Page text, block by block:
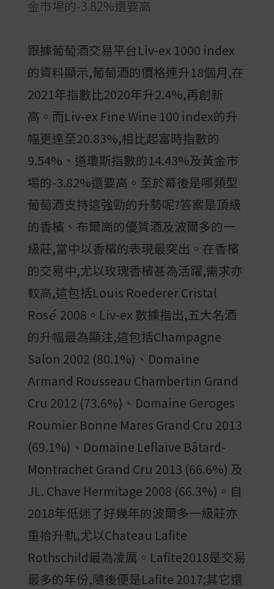
金市埸的-3.82%還要高
跟據葡萄酒交易平台Liv-ex 1000 index
的資料顯示,葡萄酒的價格連升18個月,在
2021年指數比2020年升2.4%,再創新
高。而Liv-ex Fine Wine 100 index的升
幅更達至20.83%,相比起富時指數的
9.54%、道瓊斯指數的14.43%及黃金市
埸的-3.82%還要高。至於幕後是哪類型
葡萄酒支持這強勁的升勢呢?答案是頂級
的香檳、布爾崗的優質酒及波爾多的一
級莊,當中以香檳的表現最突出。在香檳
的交易中,尤以玫瑰香檳甚為活躍,需求亦
較高,這包括Louis Roederer Cristal
Rosé 2008。Liv-ex 數據指出,五大名酒
的升幅最為顯注,這包括Champagne
Salon 2002 (80.1%)、Domaine
Armand Rousseau Chambertin Grand
Cru 2012 (73.6%)、Domaine Geroges
Roumier Bonne Mares Grand Cru 2013
(69.1%)、Domaine Leflaive Bâtard-
Montrachet Grand Cru 2013 (66.6%) 及
JL. Chave Hermitage 2008 (66.3%)。自
2018年低迷了好幾年的波爾多一級莊亦
重拾升軌,尤以Chateau Lafite
Rothschild最為凌厲。Lafite2018是交易
最多的年份,隨後便是Lafite 2017;其它還